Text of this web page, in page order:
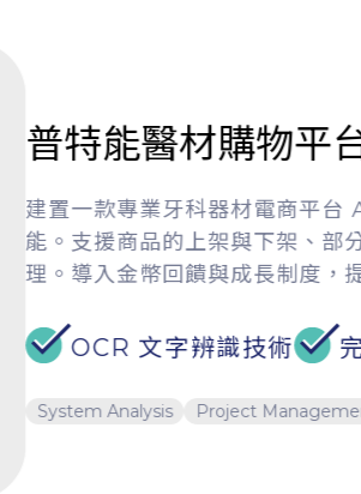
普特能醫材購物平台
建置一款專業牙科器材電商平台
能。支援商品的上架與下架、部分
理。導入金幣回饋與成長制度，提
OCR 文字辨識技術 完整
System Analysis Project Management